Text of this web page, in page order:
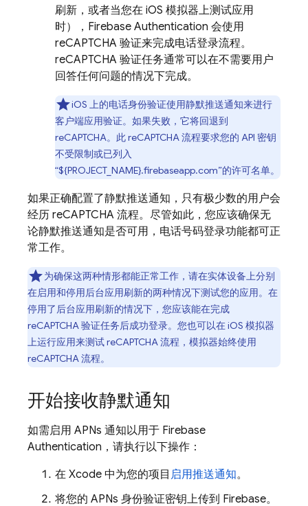
刷新，或者当您在 iOS 模拟器上测试应用
时）， Firebase Authentication 会使用
reCAPTCHA 验证来完成电话登录流程。
reCAPTCHA 验证任务通常可以在不需要用户
回答任何问题的情况下完成。
iOS 上的电话身份验证使用静默推送通知来进行
客户端应用验证。如果失败，它将回退到
reCAPTCHA。此 reCAPTCHA 流程要求您的 API 密钥
不受限制或已列入
“${PROJECT_NAME}.firebaseapp.com”的许可名单。
如果正确配置了静默推送通知，只有极少数的用户会
经历 reCAPTCHA 流程。尽管如此，您应该确保无
论静默推送通知是否可用，电话号码登录功能都可正
常工作。
为确保这两种情形都能正常工作，请在实体设备上分别
在启用和停用后台应用刷新的两种情况下测试您的应用。在
停用了后台应用刷新的情况下，您应该能在完成
reCAPTCHA 验证任务后成功登录。您也可以在 iOS 模拟器
上运行应用来测试 reCAPTCHA 流程，模拟器始终使用
reCAPTCHA 流程。
开始接收静默通知
如需启用 APNs 通知以用于 Firebase
Authentication ，请执行以下操作：
在 Xcode 中为您的项目 启用推送通知。
将您的 APNs 身份验证密钥上传到 Firebase。